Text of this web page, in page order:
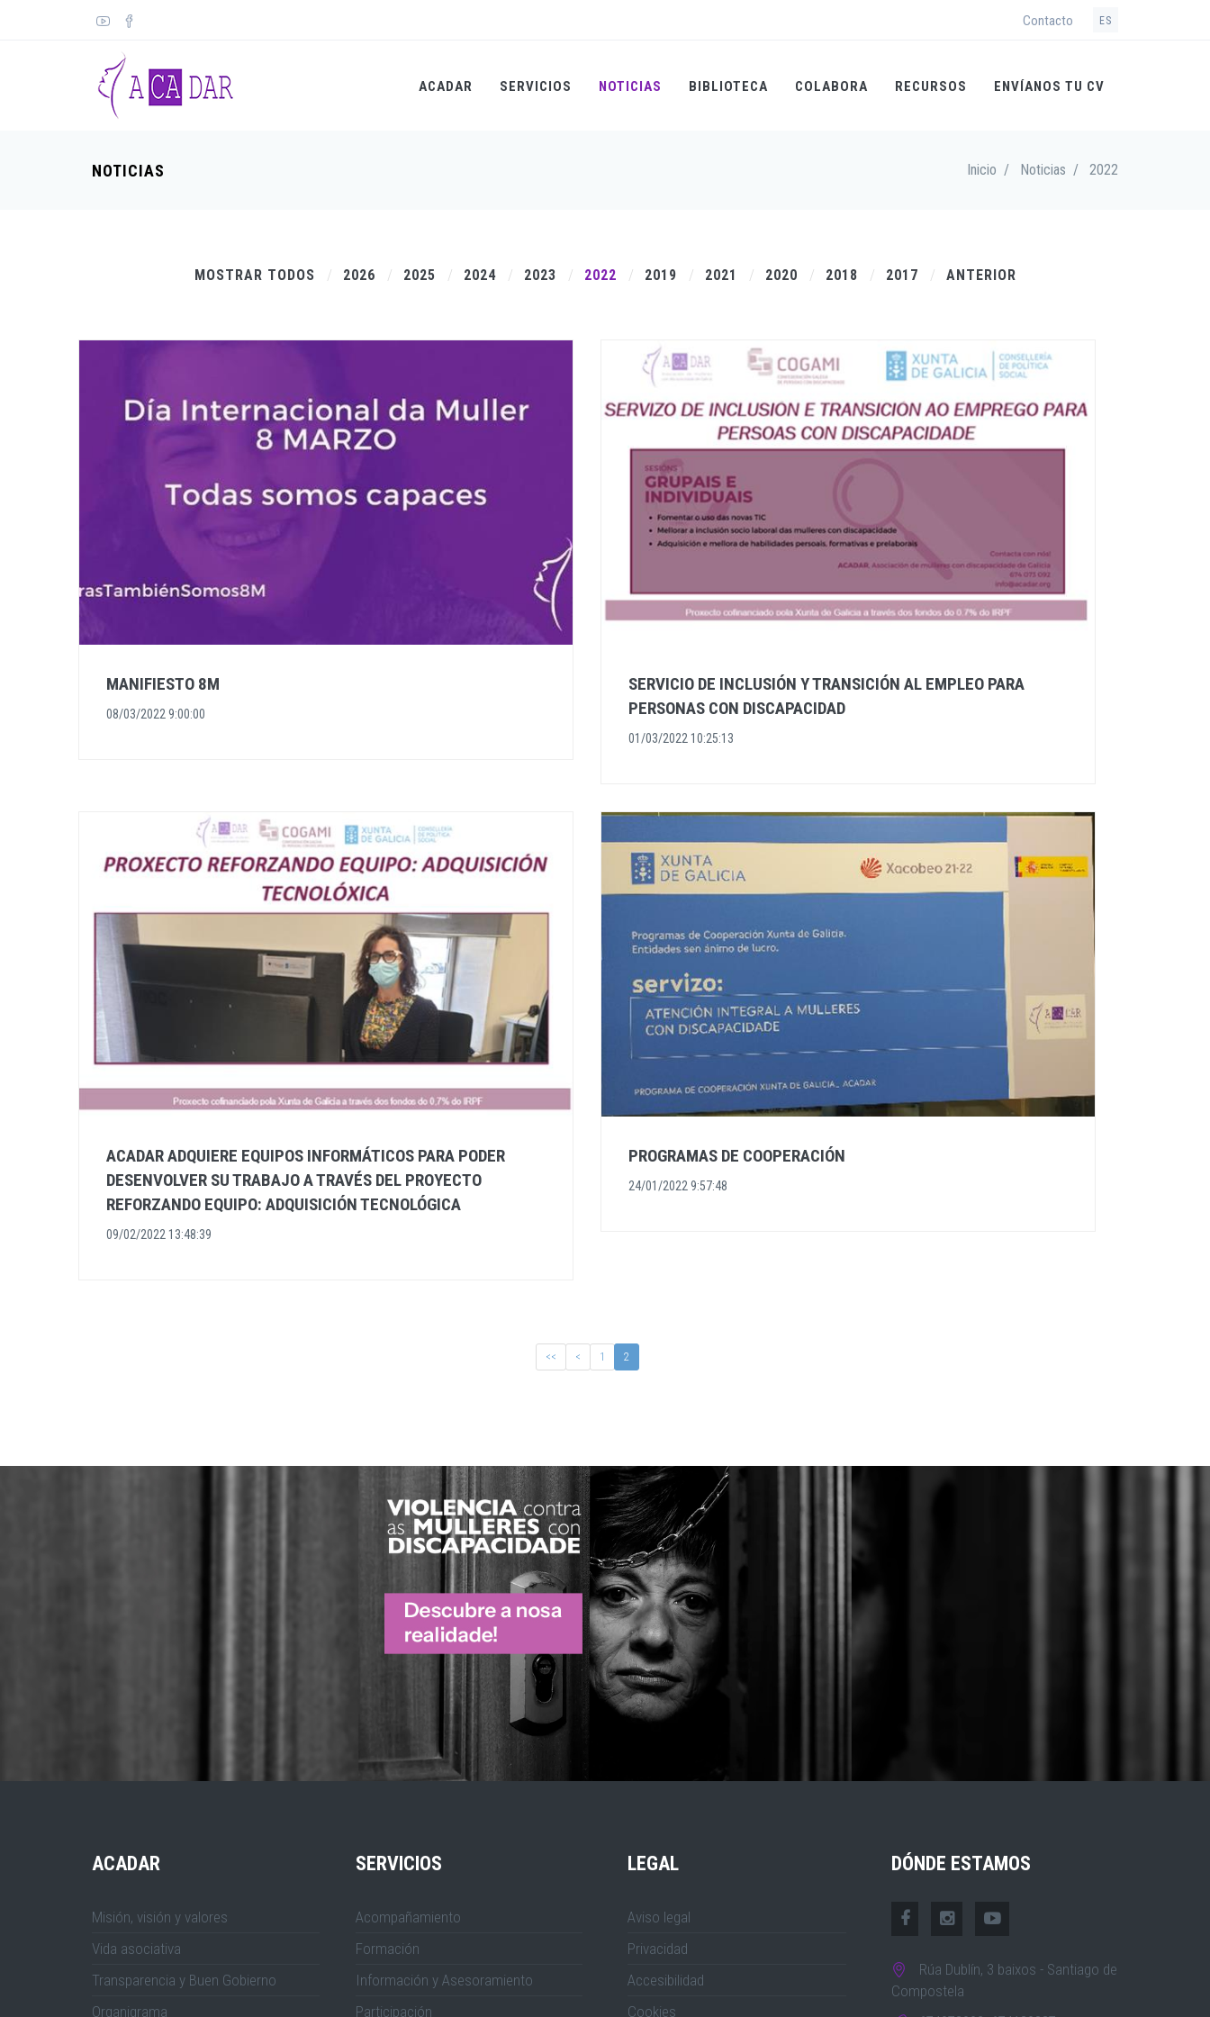
Contacto ES
ACADAR SERVICIOS NOTICIAS BIBLIOTECA COLABORA RECURSOS ENVÍANOS TU CV
NOTICIAS Inicio / Noticias / 2022
MOSTRAR TODOS 2026 2025 2024 2023 2022 2019 2021 2020 2018 2017 ANTERIOR
MANIFIESTO 8M
08/03/2022 9:00:00
SERVICIO DE INCLUSIÓN Y TRANSICIÓN AL EMPLEO PARA
PERSONAS CON DISCAPACIDAD
01/03/2022 10:25:13
ACADAR ADQUIERE EQUIPOS INFORMÁTICOS PARA PODER
DESENVOLVER SU TRABAJO A TRAVÉS DEL PROYECTO
REFORZANDO EQUIPO: ADQUISICIÓN TECNOLÓGICA
09/02/2022 13:48:39
PROGRAMAS DE COOPERACIÓN
24/01/2022 9:57:48
<< < 1 2
ACADAR
Misión, visión y valores
Vida asociativa
Transparencia y Buen Gobierno
Organigrama
SERVICIOS
Acompañamiento
Formación
Información y Asesoramiento
Participación
LEGAL
Aviso legal
Privacidad
Accesibilidad
Cookies
DÓNDE ESTAMOS
Rúa Dublín, 3 baixos - Santiago de
Compostela